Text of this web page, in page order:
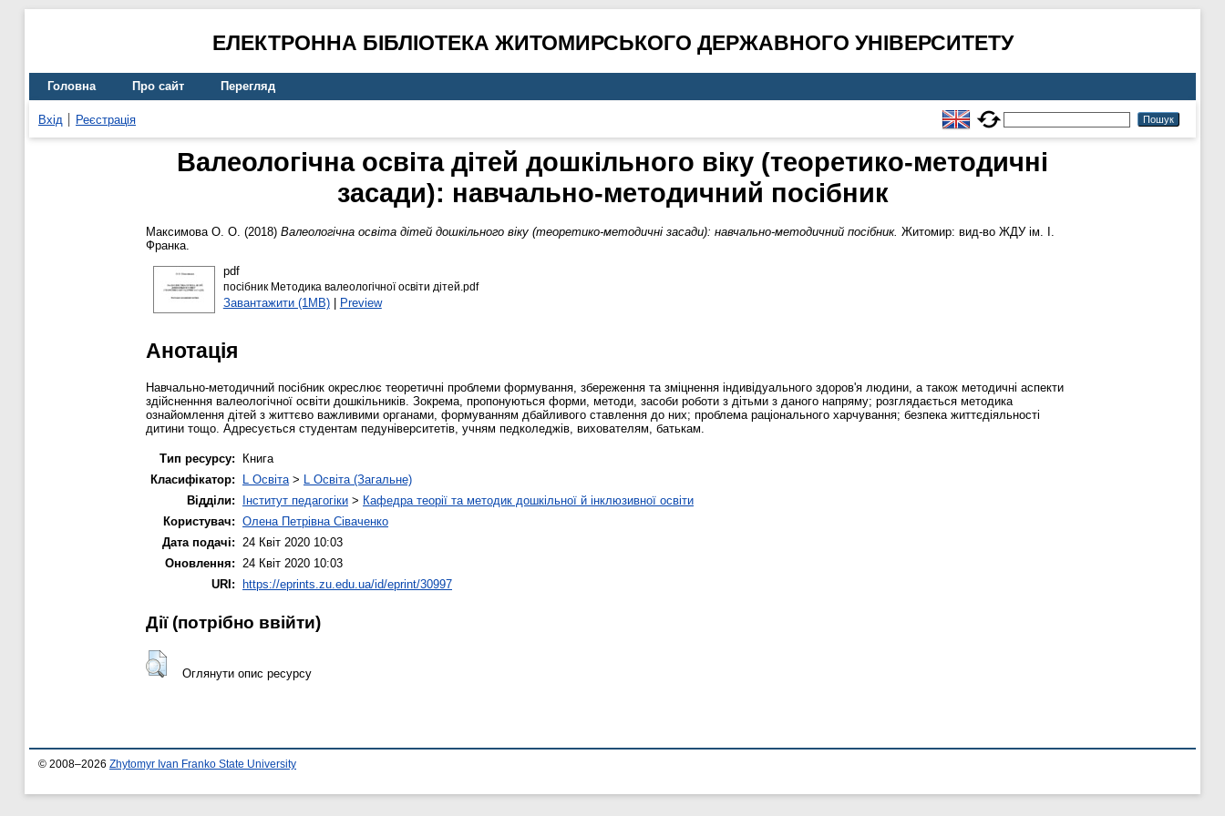
ЕЛЕКТРОННА БІБЛІОТЕКА ЖИТОМИРСЬКОГО ДЕРЖАВНОГО УНІВЕРСИТЕТУ
Головна Про сайт Перегляд
Вхід Реєстрація
Валеологічна освіта дітей дошкільного віку (теоретико-методичні
засади): навчально-методичний посібник
Максимова О. О. (2018) Валеологічна освіта дітей дошкільного віку (теоретико-методичні засади): навчально-методичний посібник. Житомир: вид-во ЖДУ ім. І.
Франка.
pdf
посібник Методика валеологічної освіти дітей.pdf
Завантажити (1MB)| Preview
Анотація
Навчально-методичний посібник окреслює теоретичні проблеми формування, збереження та зміцнення індивідуального здоров'я людини, а також методичні аспекти
здійсненння валеологічної освіти дошкільників. Зокрема, пропонуються форми, методи, засоби роботи з дітьми з даного напряму; розглядається методика
ознайомлення дітей з життєво важливими органами, формуванням дбайливого ставлення до них; проблема раціонального харчування; безпека життєдіяльності
дитини тощо. Адресується студентам педуніверситетів, учням педколеджів, вихователям, батькам.
Тип ресурсу:
Книга
Класифікатор:
L Освіта > L Освіта (Загальне)
Відділи:
Інститут педагогіки > Кафедра теорії та методик дошкільної й інклюзивної освіти
Користувач: Олена Петрівна Сіваченко
Дата подачі:
24 Квіт 2020 10:03
Оновлення:
24 Квіт 2020 10:03
URI: https://eprints.zu.edu.ua/id/eprint/30997
Дії ​​(потрібно ввійти)
Оглянути опис ресурсу
© 2008–2026 Zhytomyr Ivan Franko State University